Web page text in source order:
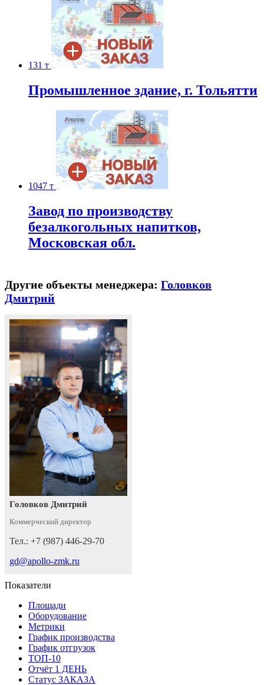
131 т
Промышленное здание, г. Тольятти
1047 т
Завод по производству
безалкогольных напитков,
Московская обл.
Другие объекты менеджера: Головков
Дмитрий
Головков Дмитрий
Коммерческий директор
Тел.: +7 (987) 446-29-70
gd@apollo-zmk.ru
Показатели
Площади
Оборудование
Метрики
График производства
График отгрузок
ТОП-10
Отчёт 1 ДЕНЬ
Статус ЗАКАЗА